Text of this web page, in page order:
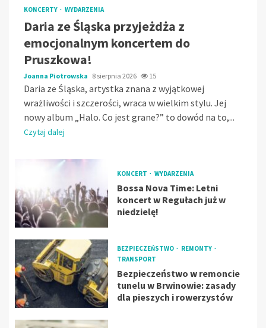
KONCERTY WYDARZENIA
Daria ze Śląska przyjeżdża z
emocjonalnym koncertem do
Pruszkowa!
Joanna Piotrowska 8 sierpnia 2026 15
Daria ze Śląska, artystka znana z wyjątkowej
wrażliwości i szczerości, wraca w wielkim stylu. Jej
nowy album „Halo. Co jest grane?” to dowód na to,...
Czytaj dalej
KONCERT WYDARZENIA
Bossa Nova Time: Letni
koncert w Regułach już w
niedzielę!
BEZPIECZEŃSTWO
REMONTY
TRANSPORT
Bezpieczeństwo w remoncie
tunelu w Brwinowie: zasady
dla pieszych i rowerzystów